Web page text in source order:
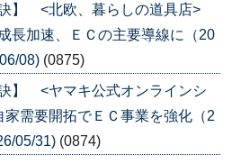
訣】 <北欧、暮らしの道具店>
長加速、ＥＣの主要導線に（20
08) (0875)
】 <ヤマキ公式オンラインシ
需要開拓でＥＣ事業を強化（2
05/31) (0874)